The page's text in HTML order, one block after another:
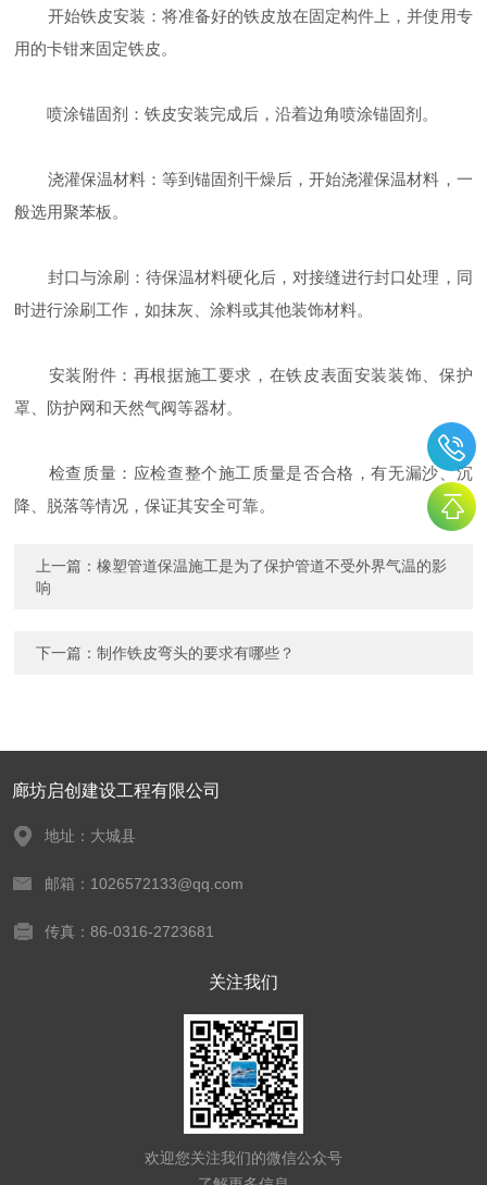
开始铁皮安装：将准备好的铁皮放在固定构件上，并使用专
用的卡钳来固定铁皮。
喷涂锚固剂：铁皮安装完成后，沿着边角喷涂锚固剂。
浇灌保温材料：等到锚固剂干燥后，开始浇灌保温材料，一
般选用聚苯板。
封口与涂刷：待保温材料硬化后，对接缝进行封口处理，同
时进行涂刷工作，如抹灰、涂料或其他装饰材料。
安装附件：再根据施工要求，在铁皮表面安装装饰、保护
罩、防护网和天然气阀等器材。
检查质量：应检查整个施工质量是否合格，有无漏沙、沉
降、脱落等情况，保证其安全可靠。
上一篇：橡塑管道保温施工是为了保护管道不受外界气温的影
响
下一篇：制作铁皮弯头的要求有哪些？
廊坊启创建设工程有限公司
地址：大城县
邮箱：1026572133@qq.com
传真：86-0316-2723681
关注我们
欢迎您关注我们的微信公众号